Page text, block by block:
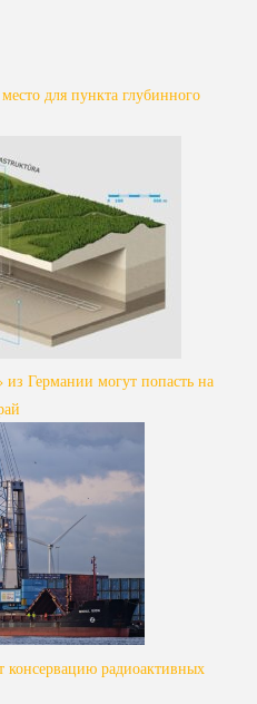
для пункта глубинного
из Германии могут попасть на
консервацию радиоактивных